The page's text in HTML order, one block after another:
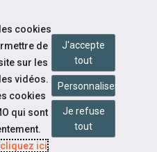
CALAIS CENTRE
cookies
de
sur les
vidéos.
cookies
qui sont
cliquez ici.
J'accepte
tout
Personnaliser
Je refuse
tout